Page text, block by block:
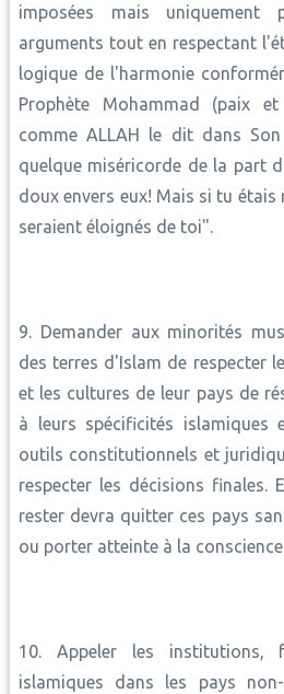
imposées mais uniquement
arguments tout en respectant
logique de l'harmonie
Prophète Mohammad (paix
comme ALLAH le dit dans
quelque miséricorde de la part
doux envers eux! Mais si tu
seraient éloignés de toi".
9. Demander aux minorités
des terres d'Islam de respecter
et les cultures de leur pays de
à leurs spécificités islamiques
outils constitutionnels et
respecter les décisions finales.
rester devra quitter ces pays
ou porter atteinte à la conscience
10. Appeler les institutions,
islamiques dans les pays